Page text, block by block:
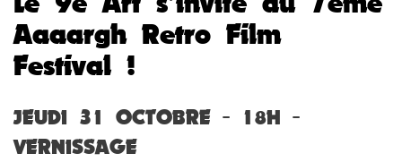
Aaaargh Retro Film
Festival !
JEUDI 31 OCTOBRE - 18H -
VERNISSAGE